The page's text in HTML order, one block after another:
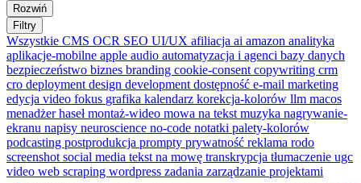
Rozwiń
Filtry
Wszystkie CMS OCR SEO UI/UX afiliacja ai amazon analityka
aplikacje-mobilne apple audio automatyzacja i agenci bazy danych
bezpieczeństwo biznes branding cookie-consent copywriting crm
cro deployment design development dostępność e-mail marketing
edycja video fokus grafika kalendarz korekcja-kolorów llm macos
menadżer hasełmontaż-wideo mowa na tekst muzyka nagrywanie-
ekranu napisy neuroscience no-code notatki palety-kolorów
podcasting postprodukcja prompty prywatność reklama rodo
screenshot social media tekst na mowę transkrypcja tłumaczenie ugc
video web scraping wordpress zadania zarządzanie projektami